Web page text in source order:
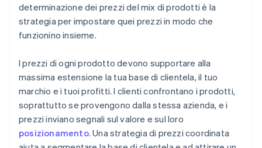
determinazione dei prezzi del mix di prodotti è la
strategia per impostare quei prezzi in modo che
funzionino insieme.
I prezzi di ogni prodotto devono supportare alla
massima estensione la tua base di clientela, il tuo
marchio e i tuoi profitti. I clienti confrontano i prodotti,
soprattutto se provengono dalla stessa azienda, e i
prezzi inviano segnali sul valore e sul loro
posizionamento. Una strategia di prezzi coordinata